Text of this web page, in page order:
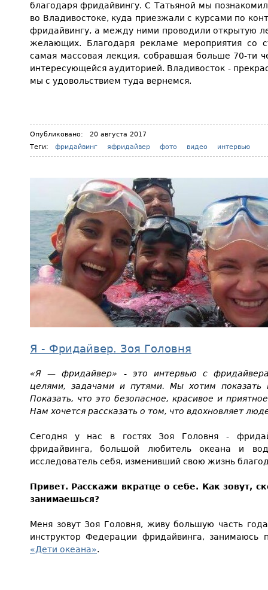
благодаря фридайвингу. С Татьяной мы
во Владивостоке, куда приезжали с курсами по
фридайвингу, а между ними проводили открытую
желающих. Благодаря рекламе мероприятия со
самая массовая лекция, собравшая больше 70-ти
интересующейся аудиторией. Владивосток -
мы с удовольствием туда вернемся.
Опубликовано:
20 августа 2017
Теги:
фридайвинг яфридайвер фото видео интервью
Я - Фридайвер. Зоя Головня
«Я — фридайвер» - это интервью с
целями, задачами и путями. Мы хотим показать
Показать, что это безопасное, красивое и
Нам хочется рассказать о том, что вдохновляет
Сегодня у нас в гостях Зоя Головня -
фридайвинга, большой любитель океана и
исследователь себя, изменивший свою жизнь
Привет. Расскажи вкратце о себе. Как зовут,
занимаешься?
Меня зовут Зоя Головня, живу большую часть
инструктор Федерации фридайвинга, занимаюсь
«Дети океана».